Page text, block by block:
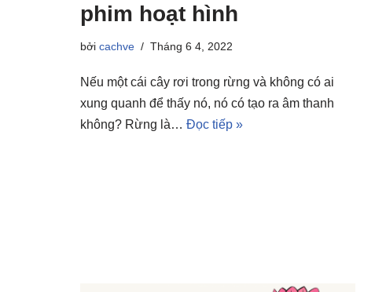
phim hoạt hình
bởi cachve Tháng 6 4, 2022
Nếu một cái cây rơi trong rừng và không có ai
xung quanh để thấy nó, nó có tạo ra âm thanh
không? Rừng là… Đọc tiếp »